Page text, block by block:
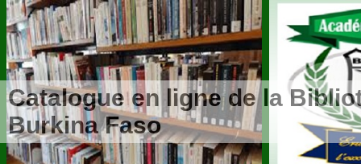
Catalogue en ligne de la
Burkina Faso